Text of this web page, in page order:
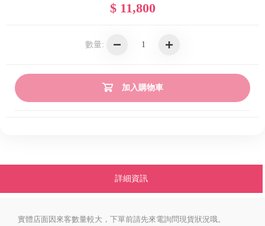
$ 11,800
數量:
加入購物車
詳細資訊
實體店面因來客數量較大，下單前請先來電詢問現貨狀況哦。